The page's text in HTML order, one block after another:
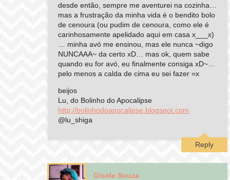
desde então, sempre me aventurei na cozinha…
mas a frustração da minha vida é o bendito bolo
de cenoura (ou pudim de cenoura, como ele é
carinhosamente apelidado aqui em casa x___x)
… minha avó me ensinou, mas ele nunca ~digo
NUNCAAA~ da certo xD… mas ok, quem sabe
quando eu for avó, eu finalmente consiga xD~…
pelo menos a calda de cima eu sei fazer =x
beijos
Lu, do Bolinho do Apocalipse
http://bolinhodoapocalipse.blogspot.com
@lu_shiga
Reply
Gisele Souza